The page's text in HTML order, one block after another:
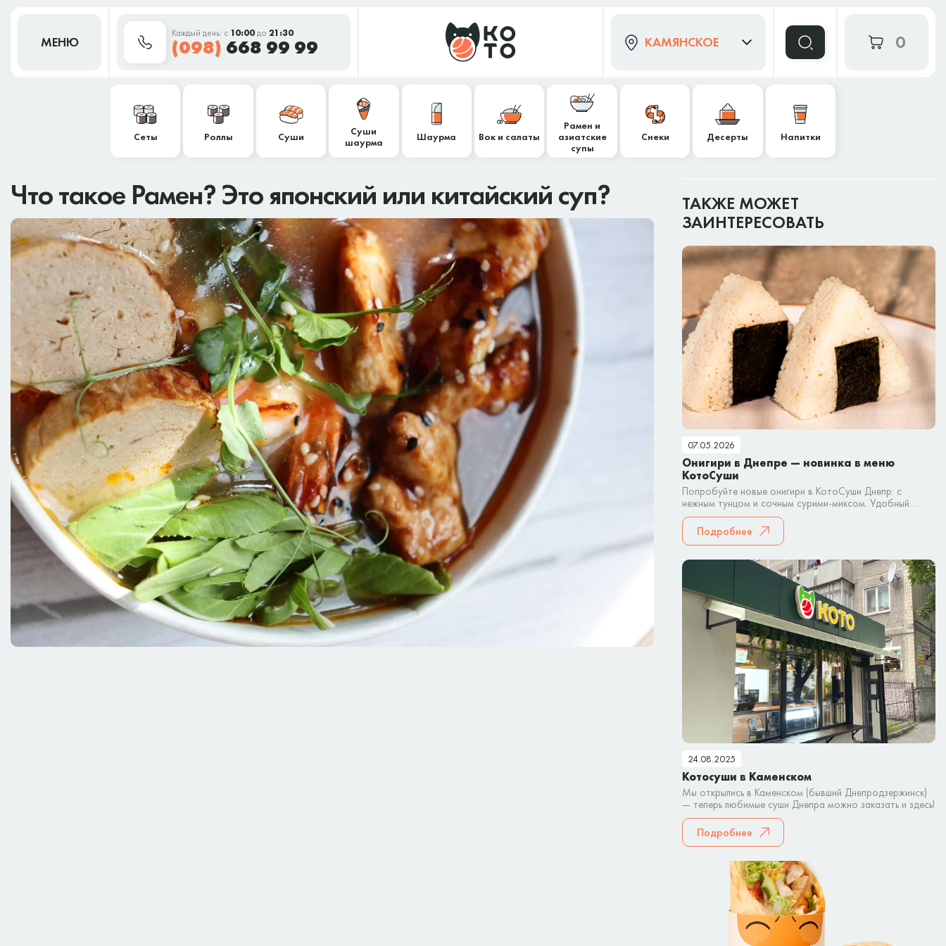
МЕНЮ
Каждый день: с 10:00до 21:30
(098) 668 99 99 КАМЯНСКОЕ 0
Сеты Роллы Суши
Суши
шаурма
Шаурма Вок и салаты
Рамен и
азиатские
супы
Снеки Десерты Напитки
Что такое Рамен? Это японский или китайский суп?
ТАКЖЕ МОЖЕТ
ЗАИНТЕРЕСОВАТЬ
07.05.2026
Онигири в Днепре — новинка в меню
КотоСуши
Попробуйте новые онигири в КотоСуши Днепр: с
нежным тунцом и сочным сурими-миксом. Удобный
японский снек для быстрого перекуса или заказа домой.
Подробнее
24.08.2025
Котосуши в Каменском
Мы открылись в Каменском (бывший Днепродзержинск)
— теперь любимые суши Днепра можно заказать и здесь!
Подробнее